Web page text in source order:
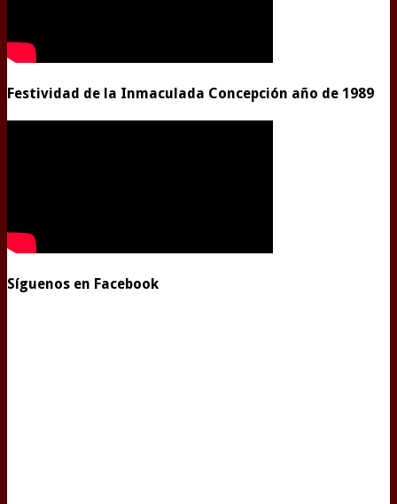
Festividad de la Inmaculada Concepción año de 1989
Síguenos en Facebook